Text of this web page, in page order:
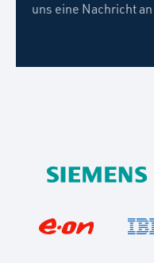
uns eine Nachricht an